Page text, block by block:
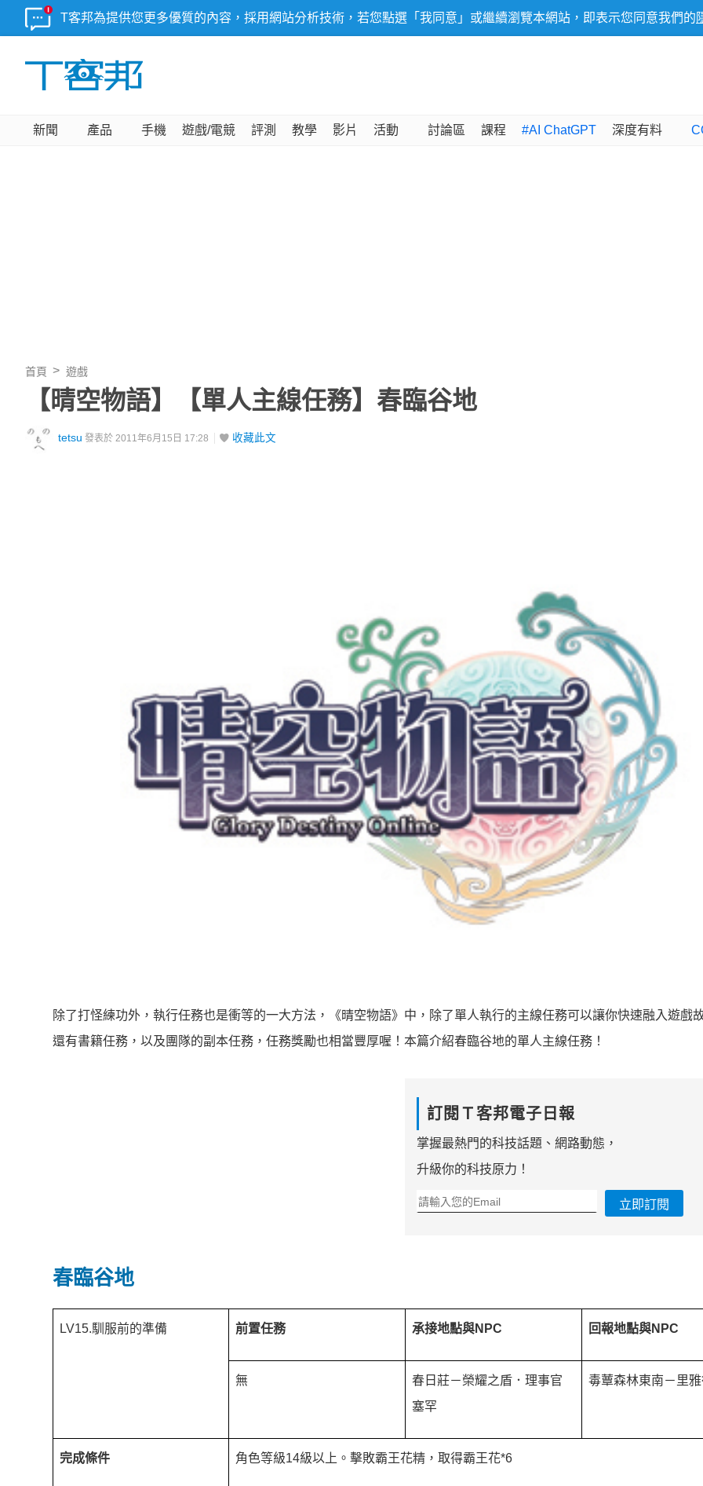
T客邦為提供您更多優質的內容，採用網站分析技術，若您點選「我同意」或繼續瀏覽本網站，即表示您同意我們的
新聞 產品 手機 遊戲/電競 評測 教學 影片 活動 討論區 課程 #AI ChatGPT 深度有料
首頁 遊戲
【晴空物語】【單人主線任務】春臨谷地
tetsu 發表於 2011年6月15日 17:28 收藏此文
除了打怪練功外，執行任務也是衝等的一大方法，《晴空物語》中，除了單人執行的主線任務可以讓你快速融入遊戲
還有書籍任務，以及團隊的副本任務，任務獎勵也相當豐厚喔！本篇介紹春臨谷地的單人主線任務！
訂閱Ｔ客邦電子日報
掌握最熱門的科技話題、網路動態，
升級你的科技原力！
立即訂閱
春臨谷地
LV15.馴服前的準備 前置任務 承接地點與NPC 回報地點與NPC
無
春日莊－榮耀之盾．理事官
塞罕
毒蕈森林東南－里
完成條件 角色等級14級以上。擊敗霸王花精，取得霸王花*6